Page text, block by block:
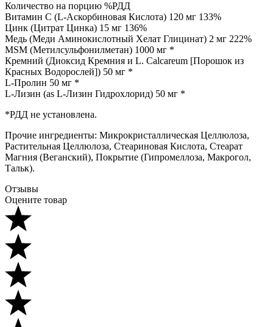
Количество на порцию %РДД
Витамин C (L-Аскорбиновая Кислота) 120 мг 133%
Цинк (Цитрат Цинка) 15 мг 136%
Медь (Меди Аминокислотный Хелат Глицинат) 2 мг 222%
MSM (Метилсульфонилметан) 1000 мг *
Кремний (Диоксид Кремния и L. Calcareum [Порошок из
Красных Водорослей]) 50 мг *
L-Пролин 50 мг *
L-Лизин (as L-Лизин Гидрохлорид) 50 мг *
*РДД не установлена.
Прочие ингредиенты: Микрокристаллическая Целлюлоза,
Растительная Целлюлоза, Стеариновая Кислота, Стеарат
Магния (Веганский), Покрытие (Гипромеллоза, Макрогол,
Тальк).
Отзывы
Оцените товар